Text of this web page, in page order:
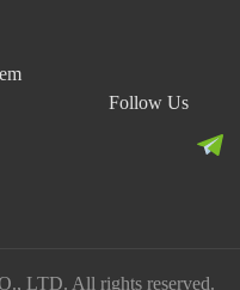
Follow Us
LTD. All rights reserved.